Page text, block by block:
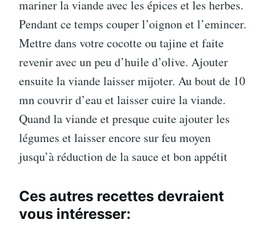
mariner la viande avec les épices et les herbes.
Pendant ce temps couper l’oignon et l’emincer.
Mettre dans votre cocotte ou tajine et faite
revenir avec un peu d’huile d’olive. Ajouter
ensuite la viande laisser mijoter. Au bout de 10
mn couvrir d’eau et laisser cuire la viande.
Quand la viande et presque cuite ajouter les
légumes et laisser encore sur feu moyen
jusqu’à réduction de la sauce et bon appétit
Ces autres recettes devraient
vous intéresser: